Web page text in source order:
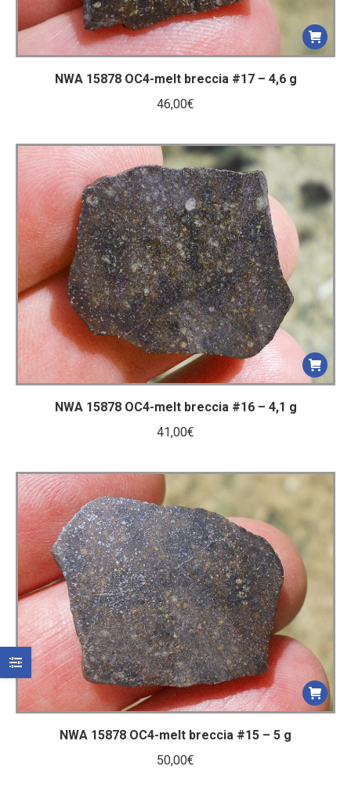
NWA 15878 OC4-melt breccia #17 – 4,6 g
46,00€
NWA 15878 OC4-melt breccia #16 – 4,1 g
41,00€
NWA 15878 OC4-melt breccia #15 – 5 g
50,00€